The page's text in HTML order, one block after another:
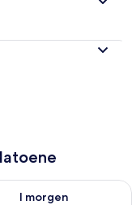
9
I morgen
for i